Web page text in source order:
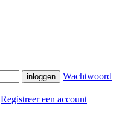
Wachtwoord
Registreer een account